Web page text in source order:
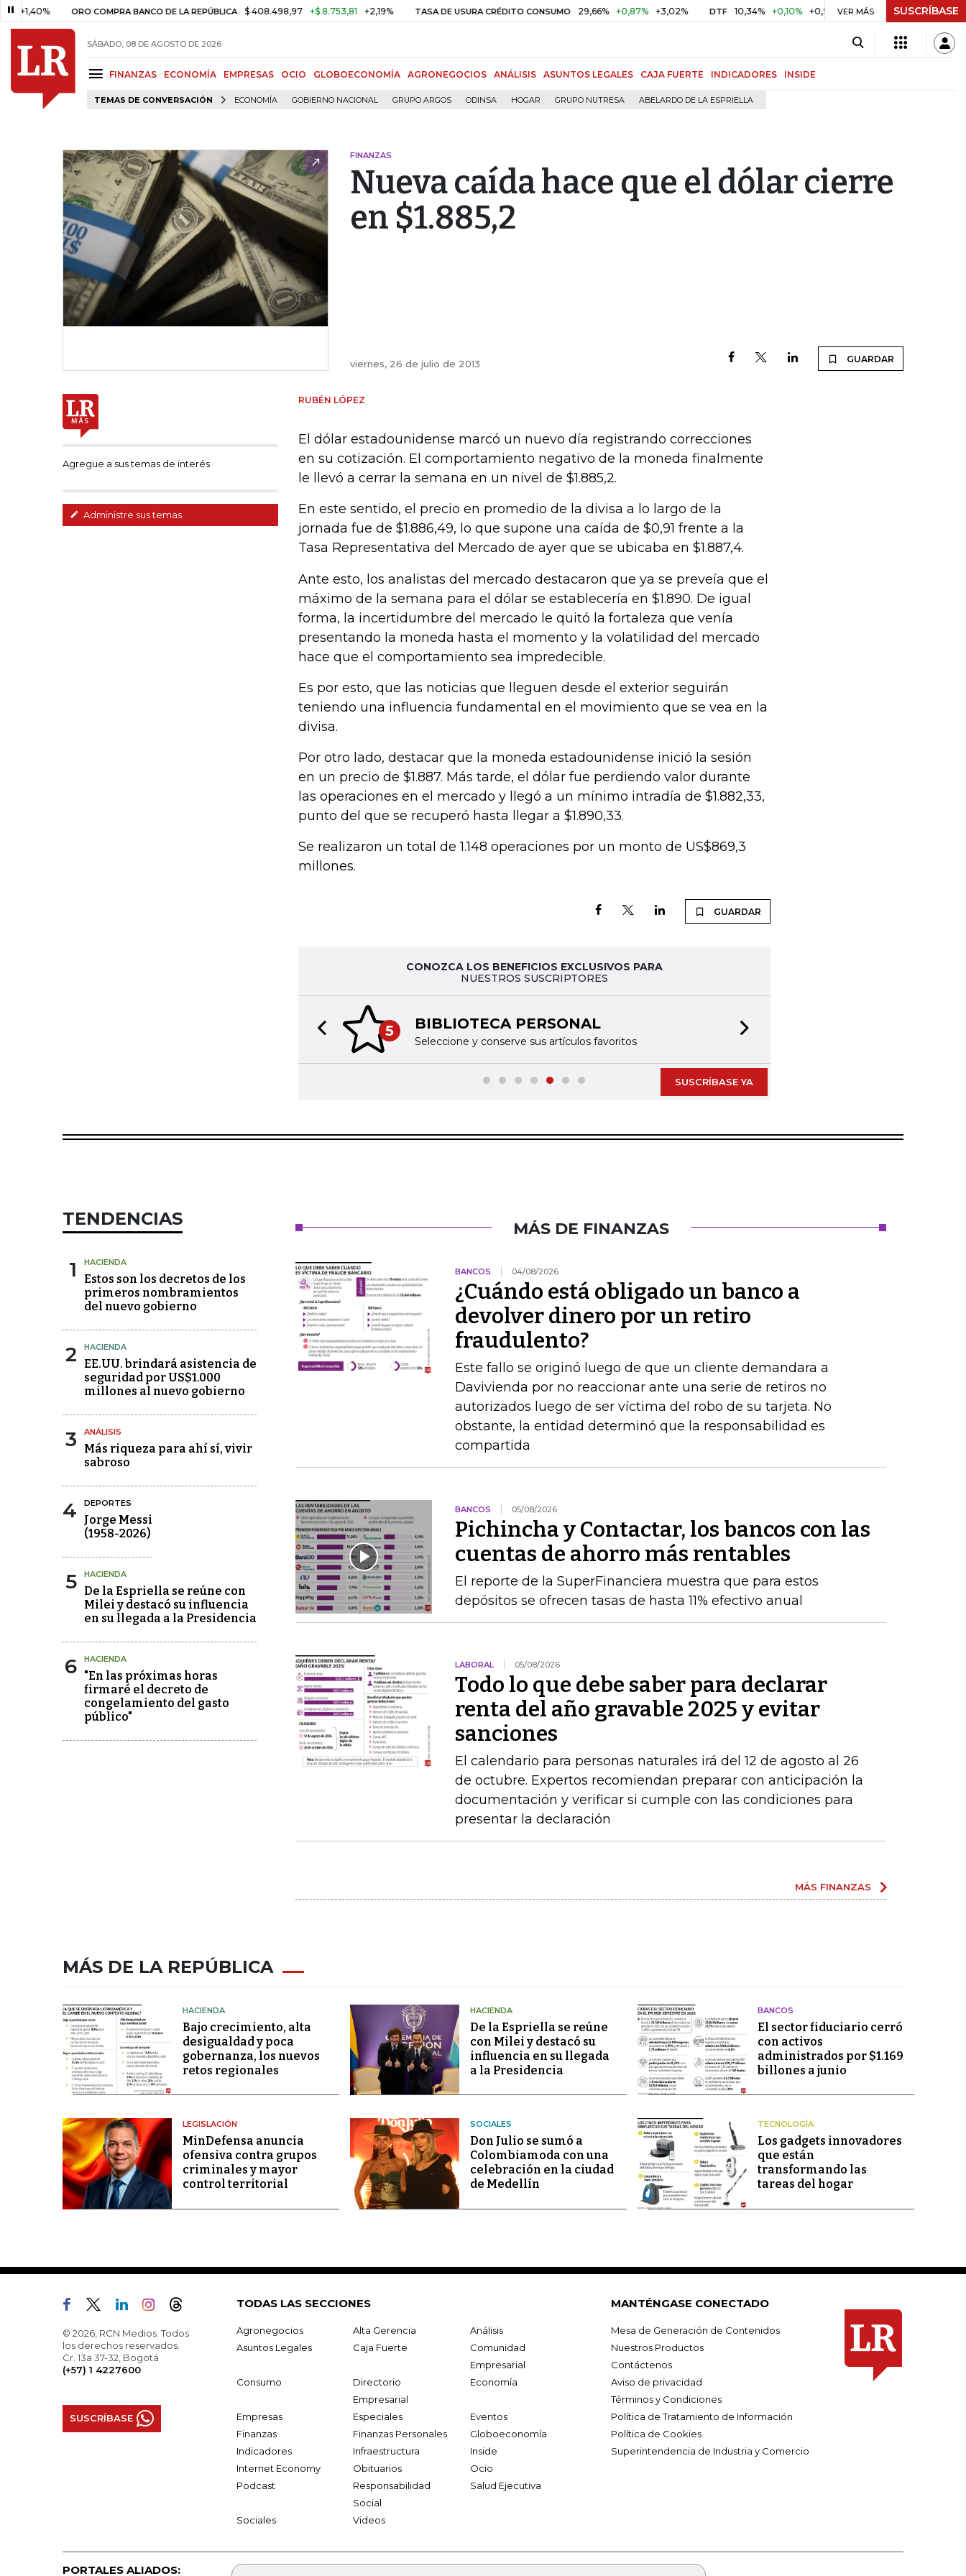
ORO COMPRA BANCO DE LA REPÚBLICA $ 408.498,97 +$ 8.753,81 +2,19% TASA DE USURA CRÉDITO CONSUMO 29,66% +0,87% +3,02% DTF 10,34% +0,10% +0,98% UVR $ 416,96 +$ 0,05 +0,01%
VER MÁS SUSCRÍBASE
SÁBADO, 08 DE AGOSTO DE 2026
FINANZAS ECONOMÍA EMPRESAS OCIO GLOBOECONOMÍA AGRONEGOCIOS ANÁLISIS ASUNTOS LEGALES CAJA FUERTE INDICADORES INSIDE
TEMAS DE CONVERSACIÓN ECONOMÍA GOBIERNO NACIONAL GRUPO ARGOS ODINSA HOGAR GRUPO NUTRESA ABELARDO DE LA ESPRIELLA
FINANZAS
Nueva caída hace que el dólar cierre
en $1.885,2
viernes, 26 de julio de 2013 GUARDAR
Agregue a sus temas de interés
Administre sus temas
RUBÉN LÓPEZ
El dólar estadounidense marcó un nuevo día registrando correcciones
en su cotización. El comportamiento negativo de la moneda finalmente
le llevó a cerrar la semana en un nivel de $1.885,2.
En este sentido, el precio en promedio de la divisa a lo largo de la
jornada fue de $1.886,49, lo que supone una caída de $0,91 frente a la
Tasa Representativa del Mercado de ayer que se ubicaba en $1.887,4.
Ante esto, los analistas del mercado destacaron que ya se preveía que el
máximo de la semana para el dólar se establecería en $1.890. De igual
forma, la incertidumbre del mercado le quitó la fortaleza que venía
presentando la moneda hasta el momento y la volatilidad del mercado
hace que el comportamiento sea impredecible.
Es por esto, que las noticias que lleguen desde el exterior seguirán
teniendo una influencia fundamental en el movimiento que se vea en la
divisa.
Por otro lado, destacar que la moneda estadounidense inició la sesión
en un precio de $1.887. Más tarde, el dólar fue perdiendo valor durante
las operaciones en el mercado y llegó a un mínimo intradía de $1.882,33,
punto del que se recuperó hasta llegar a $1.890,33.
Se realizaron un total de 1.148 operaciones por un monto de US$869,3
millones.
GUARDAR
CONOZCA LOS BENEFICIOS EXCLUSIVOS PARA
NUESTROS SUSCRIPTORES
5 BIBLIOTECA PERSONAL
Seleccione y conserve sus artículos favoritos
Previous slide
SUSCRÍBASE YA
TENDENCIAS
1 HACIENDA
Estos son los decretos de los
primeros nombramientos
del nuevo gobierno
2 HACIENDA
EE.UU. brindará asistencia de
seguridad por US$1.000
millones al nuevo gobierno
3 ANÁLISIS
Más riqueza para ahí sí, vivir
sabroso
4 DEPORTES
Jorge Messi
(1958-2026)
5 HACIENDA
De la Espriella se reúne con
Milei y destacó su influencia
en su llegada a la Presidencia
6 HACIENDA
"En las próximas horas
firmaré el decreto de
congelamiento del gasto
público"
MÁS DE FINANZAS
BANCOS 04/08/2026
¿Cuándo está obligado un banco a
devolver dinero por un retiro
fraudulento?
Este fallo se originó luego de que un cliente demandara a
Davivienda por no reaccionar ante una serie de retiros no
autorizados luego de ser víctima del robo de su tarjeta. No
obstante, la entidad determinó que la responsabilidad es
compartida
BANCOS 05/08/2026
Pichincha y Contactar, los bancos con las
cuentas de ahorro más rentables
El reporte de la SuperFinanciera muestra que para estos
depósitos se ofrecen tasas de hasta 11% efectivo anual
LABORAL 05/08/2026
Todo lo que debe saber para declarar
renta del año gravable 2025 y evitar
sanciones
El calendario para personas naturales irá del 12 de agosto al 26
de octubre. Expertos recomiendan preparar con anticipación la
documentación y verificar si cumple con las condiciones para
presentar la declaración
MÁS FINANZAS
MÁS DE LA REPÚBLICA
HACIENDA
Bajo crecimiento, alta
desigualdad y poca
gobernanza, los nuevos
retos regionales
HACIENDA
De la Espriella se reúne
con Milei y destacó su
influencia en su llegada
a la Presidencia
BANCOS
El sector fiduciario cerró
con activos
administrados por $1.169
billones a junio
LEGISLACIÓN
MinDefensa anuncia
ofensiva contra grupos
criminales y mayor
control territorial
SOCIALES
Don Julio se sumó a
Colombiamoda con una
celebración en la ciudad
de Medellín
TECNOLOGÍA
Los gadgets innovadores
que están
transformando las
tareas del hogar
© 2026, RCN Medios. Todos
los derechos reservados.
Cr. 13a 37-32, Bogotá
(+57) 1 4227600
SUSCRÍBASE
TODAS LAS SECCIONES
Agronegocios Alta Gerencia
Análisis
Asuntos Legales
Caja Fuerte
Comunidad
Empresarial
Consumo
Directorio
Empresarial
Economía
Empresas Especiales
Eventos
Finanzas
Finanzas Personales
Globoeconomía
Indicadores
Infraestructura
Inside
Internet Economy
Obituarios
Ocio
Podcast
Responsabilidad
Social
Salud Ejecutiva
Sociales Videos
MANTÉNGASE CONECTADO
Mesa de Generación de Contenidos
Nuestros Productos
Contáctenos
Aviso de privacidad
Términos y Condiciones
Política de Tratamiento de Información
Política de Cookies
Superintendencia de Industria y Comercio
PORTALES ALIADOS: